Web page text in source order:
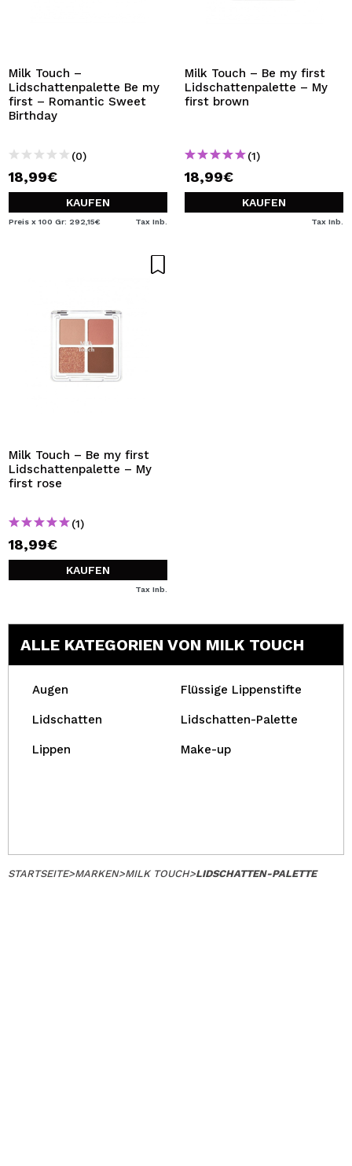
Milk Touch –
Lidschattenpalette Be my
first – Romantic Sweet
Birthday
(0)
18,99€
KAUFEN
Preis x 100 Gr: 292,15€ Tax Inb.
Milk Touch – Be my first
Lidschattenpalette – My
first brown
(1)
18,99€
KAUFEN
Tax Inb.
Milk Touch – Be my first
Lidschattenpalette – My
first rose
(1)
18,99€
KAUFEN
Tax Inb.
ALLE KATEGORIEN VON MILK TOUCH
Augen Flüssige Lippenstifte
Lidschatten Lidschatten-Palette
Lippen Make-up
STARTSEITE>MARKEN>MILK TOUCH>LIDSCHATTEN-PALETTE